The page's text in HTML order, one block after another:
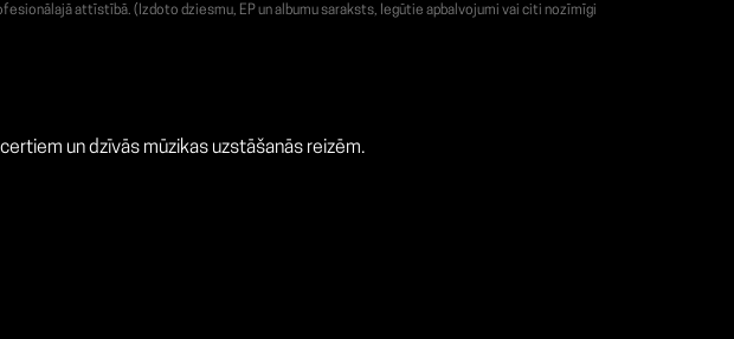
attīstībā. (Izdoto dziesmu, EP un albumu saraksts, Iegūtie apbalvojumi vai citi nozīmīgi
un dzīvās mūzikas uzstāšanās reizēm.